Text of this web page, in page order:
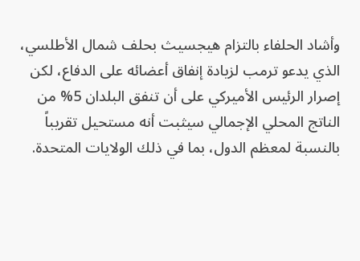
وأشاد الحلفاء بالتزام هيجسيث بحلف شمال الأطلسي،
الذي يدعو ترمب لزيادة إنفاق أعضائه على الدفاع، لكن
إصرار الرئيس الأميركي على أن تنفق البلدان 5% من
الناتج المحلي الإجمالي سيثبت أنه مستحيل تقريباً
بالنسبة لمعظم الدول، بما في ذلك الولايات المتحدة.